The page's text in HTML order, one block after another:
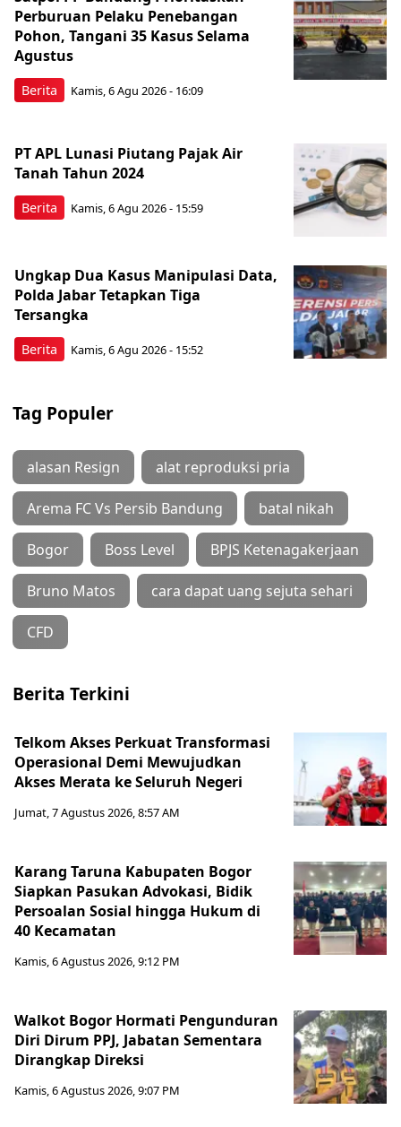
Berita
Perburuan Pelaku Penebangan
Pohon, Tangani 35 Kasus Selama
Agustus
Kamis, 6 Agu 2026 - 16:09
Berita
PT APL Lunasi Piutang Pajak Air
Tanah Tahun 2024
Kamis, 6 Agu 2026 - 15:59
Berita
Ungkap Dua Kasus Manipulasi Data,
Polda Jabar Tetapkan Tiga
Tersangka
Kamis, 6 Agu 2026 - 15:52
Tag Populer
alasan Resign alat reproduksi pria
Arema FC Vs Persib Bandung batal nikah
Bogor Boss Level BPJS Ketenagakerjaan
Bruno Matos cara dapat uang sejuta sehari
CFD
Berita Terkini
Telkom Akses Perkuat Transformasi
Operasional Demi Mewujudkan
Akses Merata ke Seluruh Negeri
Jumat, 7 Agustus 2026, 8:57 AM
Karang Taruna Kabupaten Bogor
Siapkan Pasukan Advokasi, Bidik
Persoalan Sosial hingga Hukum di
40 Kecamatan
Kamis, 6 Agustus 2026, 9:12 PM
Walkot Bogor Hormati Pengunduran
Diri Dirum PPJ, Jabatan Sementara
Dirangkap Direksi
Kamis, 6 Agustus 2026, 9:07 PM